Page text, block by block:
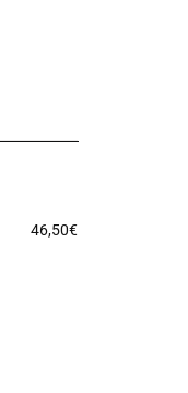
46,50€